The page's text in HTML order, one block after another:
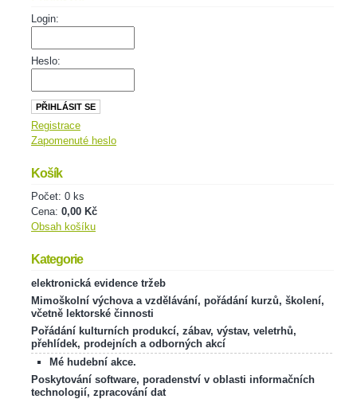
Login:
Heslo:
Registrace
Zapomenuté heslo
Košík
Počet: 0 ks
Cena: 0,00 Kč
Obsah košíku
Kategorie
elektronická evidence tržeb
Mimoškolní výchova a vzdělávání, pořádání kurzů, školení,
včetně lektorské činnosti
Pořádání kulturních produkcí, zábav, výstav, veletrhů,
přehlídek, prodejních a odborných akcí
Mé hudební akce.
Poskytování software, poradenství v oblasti informačních
technologií, zpracování dat